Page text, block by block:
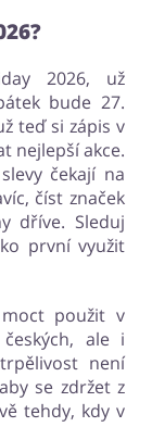
a pojištění
gadgety
2026, už
bude 27.
teď si zápis v
nejlepší akce.
čekají na
číst značek
dříve. Sleduj
první využit
použit v
ale i
není
se zdržet z
tehdy, kdy v